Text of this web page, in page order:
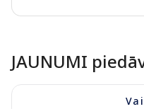
JAUNUMI